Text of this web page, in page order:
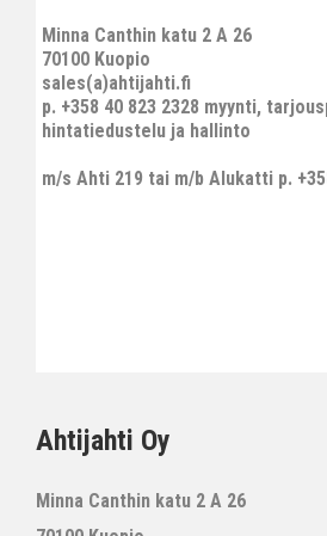
Minna Canthin katu 2 A 26
70100 Kuopio
sales(a)ahtijahti.fi
p. +358 40 823 2328 myynti,
hintatiedustelu ja hallinto
m/s Ahti 219 tai m/b Alukatti p.
Ahtijahti Oy
Minna Canthin katu 2 A 26